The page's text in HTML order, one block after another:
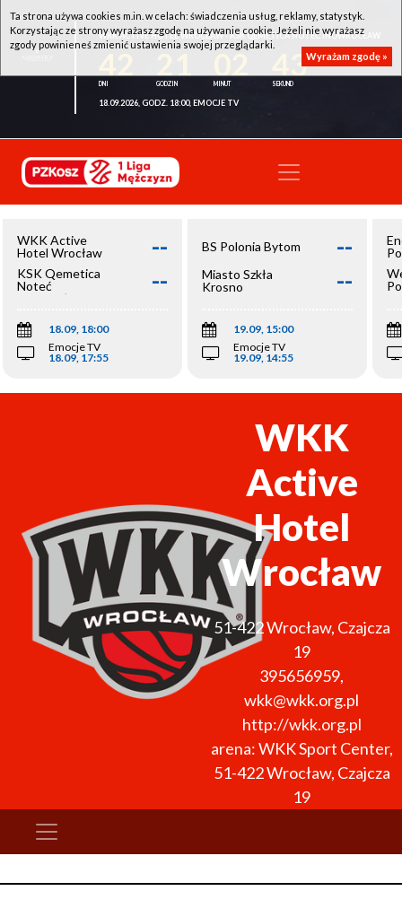
WKK ACTIVE HOTEL WROCŁAW - KSK QEMETICA NOTEĆ INOWROCŁAW
42
18.09.2026, GODZ. 18:00, EMOCJE TV
WKK Active
Hotel Wrocław
--
KSK Qemetica
Noteć
Inowrocław
--
18.09, 18:00
Emocje TV
18.09, 17:55
BS Polonia Bytom --
Miasto Szkła
Krosno
--
19.09, 15:00
Emocje TV
19.09, 14:55
WKK
Active
Hotel
Wrocław
51-422Wrocław, Czajcza
19
395656959,
wkk@wkk.org.pl
http://wkk.org.pl
arena: WKK Sport Center,
51-422 Wrocław, Czajcza
19
Ta strona używa cookies m.in. w celach: świadczenia usług, reklamy, statystyk.
Korzystając ze strony wyrażasz zgodę na używanie cookie. Jeżeli nie wyrażasz
zgody powinieneś zmienić ustawienia swojej przeglądarki.
Wyrażam zgodę »